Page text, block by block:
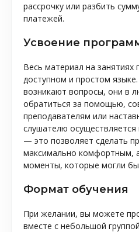
рассрочку или разбить
платежей.
Усвоение
Весь материал на занятиях
доступном и простом языке.
возникают вопросы, они в
обратиться за помощью,
преподавателям или
слушателю
— это позволяет сделать
максимально комфортным,
моменты, которые могли
Формат обучения
При желании, вы можете
вместе с небольшой